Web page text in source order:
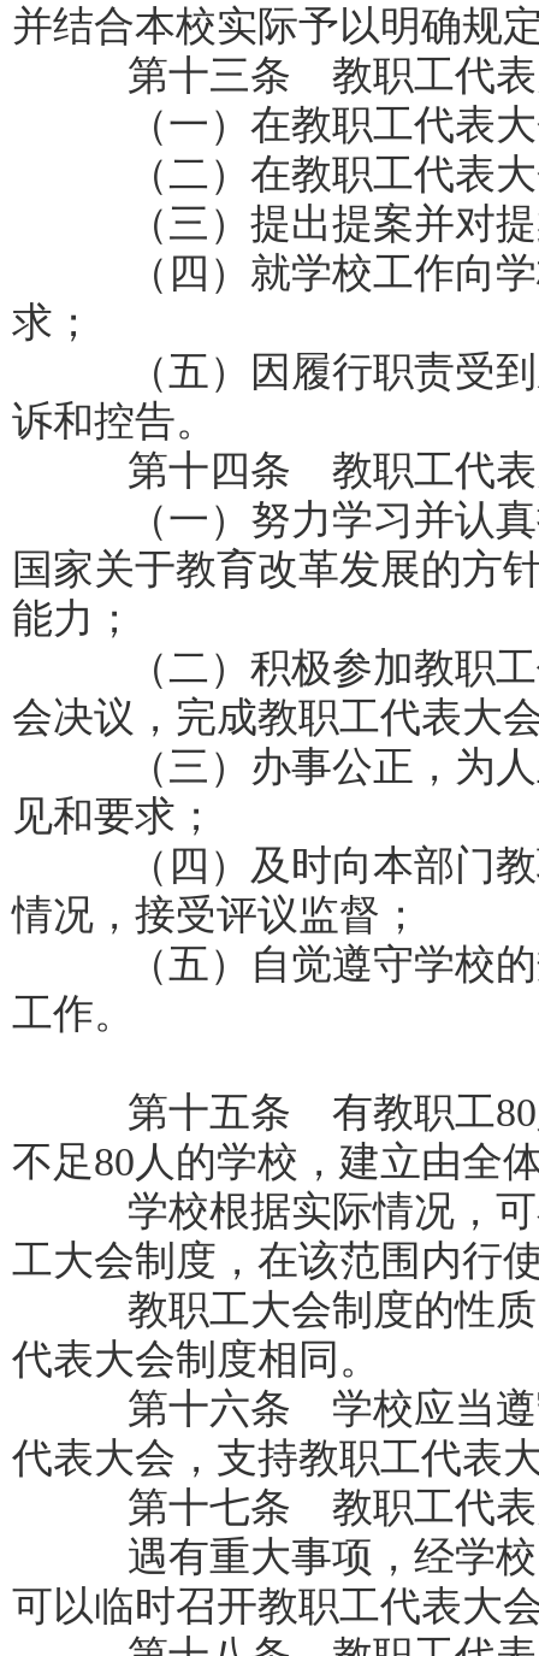
并结合本校实际予以明确规
第十三条 教职工代表
（一）在教职工代表大
（二）在教职工代表大
（三）提出提案并对提
（四）就学校工作向学
求；
（五）因履行职责受到
诉和控告。
第十四条 教职工代表
（一）努力学习并认真
国家关于教育改革发展的方
能力；
（二）积极参加教职工
会决议，完成教职工代表大
（三）办事公正，为人
见和要求；
（四）及时向本部门教
情况，接受评议监督；
（五）自觉遵守学校的
工作。
第十五条 有教职工80
不足80人的学校，建立由全
学校根据实际情况，可
工大会制度，在该范围内行
教职工大会制度的性质
代表大会制度相同。
第十六条 学校应当遵守
代表大会，支持教职工代表
第十七条 教职工代表
遇有重大事项，经学校
可以临时召开教职工代表大